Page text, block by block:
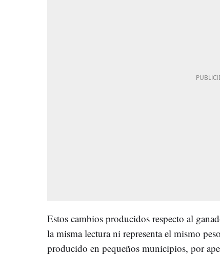
Estos cambios producidos respecto al
la misma lectura ni representa el mismo
producido en pequeños municipios, por